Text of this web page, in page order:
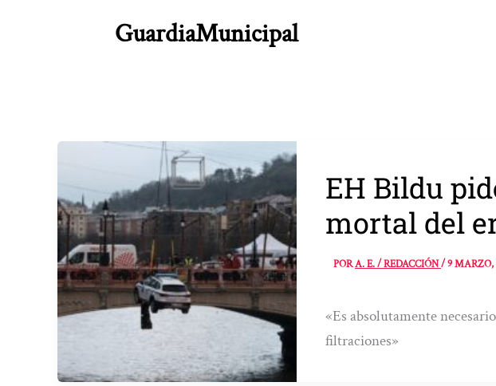
GuardiaMunicipal
EH Bildu
mortal del
PORA. E. / REDACCIÓN/9 MARZO,
«Es absolutamente
filtraciones»